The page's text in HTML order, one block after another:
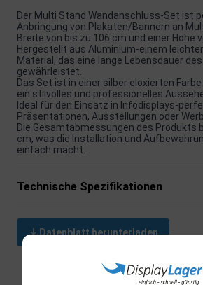
Der Multi Stand Wandanschluss-Set ist
Anbringung von Plakaten/Bannern an
Breite von bis zu 106 cm und einer Höhe
Hergestellt aus Aluminium-einem
Material, das eine lange Lebensdauer
gewährleistet.
Das Set ist in einer silber eloxierten
ein stilvolles und professionelles
Ideal für den Einsatz in Infodisplays-
Präsentationen, Ausstellungen oder
Die Gesamtabmessungen des Produkts
cm, was die Installation und
einfach macht.
Technische Spezifikationen
Datenblatt herunterladen
Verwandte